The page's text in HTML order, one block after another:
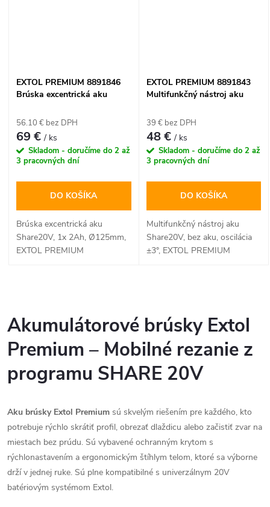
EXTOL PREMIUM 8891846
Brúska excentrická aku
56.10 € bez DPH
69 €/ ks
Skladom - doručíme do 2 až
3 pracovných dní
DO KOŠÍKA
Brúska excentrická aku
Share20V, 1x 2Ah, Ø125mm,
EXTOL PREMIUM
EXTOL PREMIUM 8891843
Multifunkčný nástroj aku
±3°
39 € bez DPH
48 €/ ks
Skladom - doručíme do 2 až
3 pracovných dní
DO KOŠÍKA
Multifunkčný nástroj aku
Share20V, bez aku, oscilácia
±3°, EXTOL PREMIUM
v
l
á
a
c
i
e
Akumulátorové brúsky Extol
Premium – Mobilné rezanie z
programu SHARE 20V
Aku brúsky Extol Premium sú skvelým riešením pre každého, kto
potrebuje rýchlo skrátiť profil, obrezať dlaždicu alebo začistiť zvar na
miestach bez prúdu. Sú vybavené ochranným krytom s
rýchlonastavením a ergonomickým štíhlym telom, ktoré sa výborne
drží v jednej ruke. Sú plne kompatibilné s univerzálnym 20V
batériovým systémom Extol.